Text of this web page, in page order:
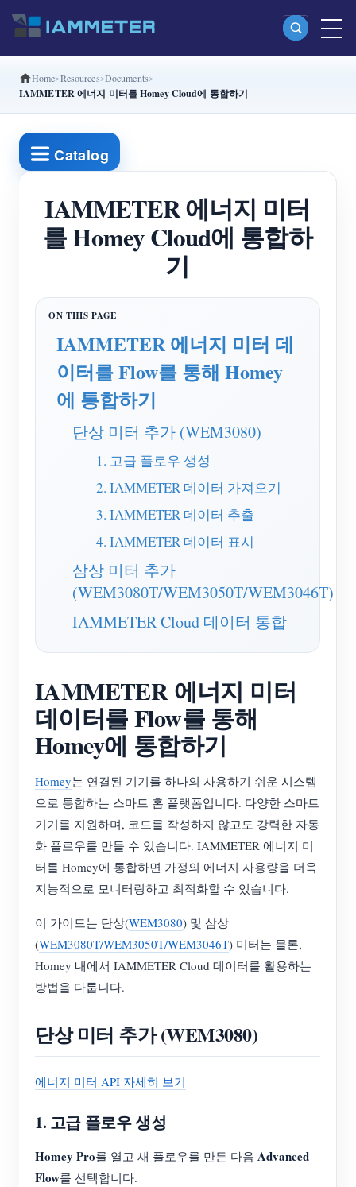
제품
분상 Wi-Fi 에너지 계량기 (WEM2067)
삼상 Wi-Fi 에너지 계량기 (WEM3046T)
삼상 Wi-Fi 에너지 계량기 (WEM3050T)
WiFi 전력 컨트롤러
IAMMETER Cloud Pro
EV 충전기
IAMMETER 시뮬레이터
가상 계량기
에너지 예측 및 시뮬레이션 시스템
애플리케이션
태양광 PV 시스템 에너지 모니터
전기 사용량 모니터
PV 히터 제어 시스템
스토어
리소스
제품 빠른 시작
문서
뉴스
블로그
커뮤니티
기여자 프로그램
기여자 센터
IAMMETER 활동
포럼
App Store
PV 랭킹
솔루션
문의
회사 소개
Home Resources Documents
IAMMETER 에너지 미터를 Homey Cloud에 통합하기
Catalog
IAMMETER 에너지 미터
를 Homey Cloud에 통합하
기
IAMMETER 에너지 미터 데
이터를 Flow를 통해 Homey
에 통합하기
단상 미터 추가 (WEM3080)
1. 고급 플로우 생성
2. IAMMETER 데이터 가져오기
3. IAMMETER 데이터 추출
4. IAMMETER 데이터 표시
삼상 미터 추가
(WEM3080T/WEM3050T/WEM3046T)
IAMMETER Cloud 데이터 통합
IAMMETER 에너지 미터
데이터를 Flow를 통해
Homey에 통합하기
Homey는 연결된 기기를 하나의 사용하기 쉬운 시스템
으로 통합하는 스마트 홈 플랫폼입니다. 다양한 스마트
기기를 지원하며, 코드를 작성하지 않고도 강력한 자동
화 플로우를 만들 수 있습니다. IAMMETER 에너지 미
터를 Homey에 통합하면 가정의 에너지 사용량을 더욱
지능적으로 모니터링하고 최적화할 수 있습니다.
이 가이드는 단상(WEM3080) 및 삼상
(WEM3080T/WEM3050T/WEM3046T) 미터는 물론,
Homey 내에서 IAMMETER Cloud 데이터를 활용하는
방법을 다룹니다.
단상 미터 추가 (WEM3080)
에너지 미터 API 자세히 보기
1. 고급 플로우 생성
Homey Pro를 열고 새 플로우를 만든 다음 Advanced
Flow를 선택합니다.